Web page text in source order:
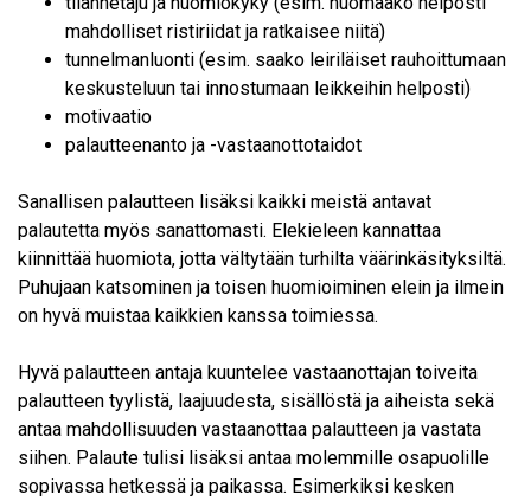
mahdolliset ristiriidat ja ratkaisee niitä)
tunnelmanluonti (esim. saako leiriläiset rauhoittumaan
keskusteluun tai innostumaan leikkeihin helposti)
motivaatio
palautteenanto ja -vastaanottotaidot
Sanallisen palautteen lisäksi kaikki meistä antavat
palautetta myös sanattomasti. Elekieleen kannattaa
kiinnittää huomiota, jotta vältytään turhilta väärinkäsityksiltä.
Puhujaan katsominen ja toisen huomioiminen elein ja ilmein
on hyvä muistaa kaikkien kanssa toimiessa.
Hyvä palautteen antaja kuuntelee vastaanottajan toiveita
palautteen tyylistä, laajuudesta, sisällöstä ja aiheista sekä
antaa mahdollisuuden vastaanottaa palautteen ja vastata
siihen. Palaute tulisi lisäksi antaa molemmille osapuolille
sopivassa hetkessä ja paikassa. Esimerkiksi kesken